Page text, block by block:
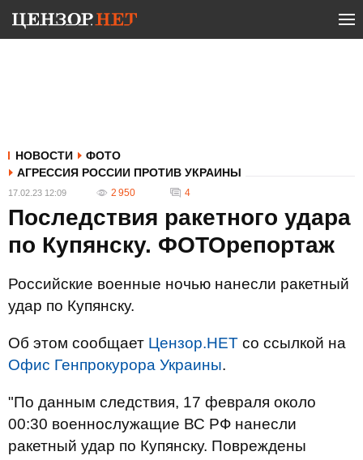
НОВОСТИ
ФОТО
АГРЕССИЯ РОССИИ ПРОТИВ УКРАИНЫ
17.02.23 12:09 2 950 4
Последствия ракетного удара
по Купянску. ФОТОрепортаж
Российские военные ночью нанесли ракетный
удар по Купянску.
Об этом сообщает Цензор.НЕТ со ссылкой на
Офис Генпрокурора Украины.
"По данным следствия, 17 февраля около
00:30 военнослужащие ВС РФ нанесли
ракетный удар по Купянску. Повреждены